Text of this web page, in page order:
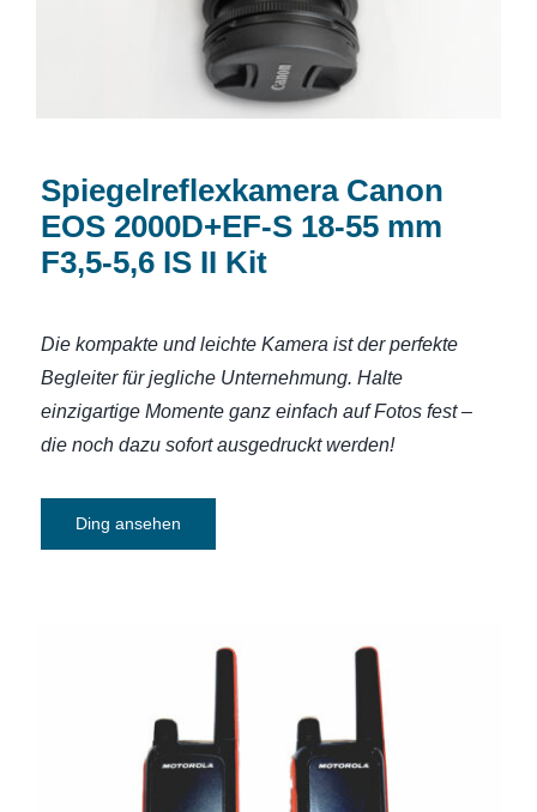
Spiegelreflexkamera Canon
EOS 2000D+EF-S 18-55 mm
F3,5-5,6 IS II Kit
Die kompakte und leichte Kamera ist der perfekte
Begleiterfür jegliche Unternehmung. Halte
einzigartige Momente ganz einfach auf Fotos fest –
die noch dazu sofort ausgedruckt werden!
Ding ansehen
Walkie-Talkie-Motorola Talkabout T82